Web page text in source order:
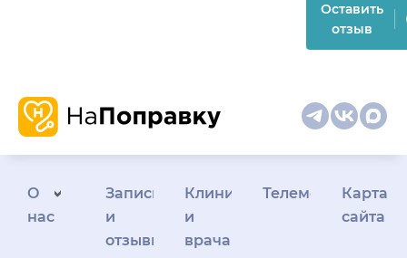
Оставить
отзыв
О
нас
Запись
и
отзывы
Клиникам
и
врачам
Телемедицина
Карта
сайта